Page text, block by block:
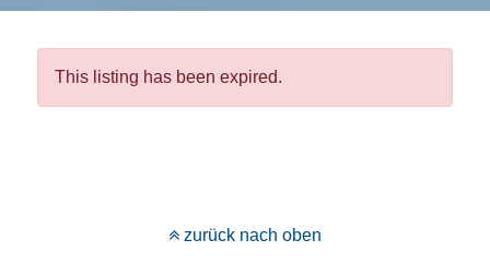
This listing has been expired.
zurück nach oben